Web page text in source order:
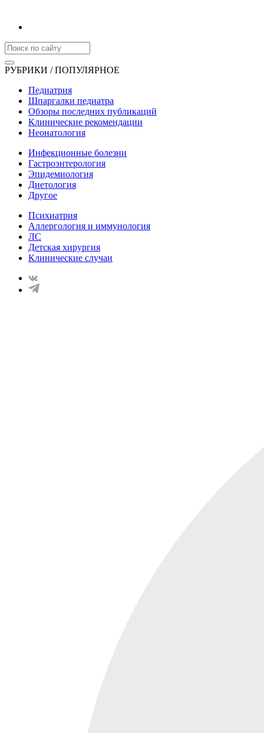
РУБРИКИ / ПОПУЛЯРНОЕ
Педиатрия
Шпаргалки педиатра
Обзоры последних публикаций
Клинические рекомендации
Неонатология
Инфекционные болезни
Гастроэнтерология
Эпидемиология
Диетология
Другое
Психиатрия
Аллергология и иммунология
ЛС
Детская хирургия
Клинические случаи